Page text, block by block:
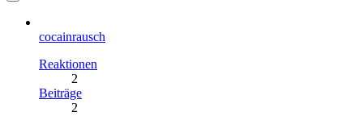
cocainrausch
Reaktionen
2
Beiträge
2